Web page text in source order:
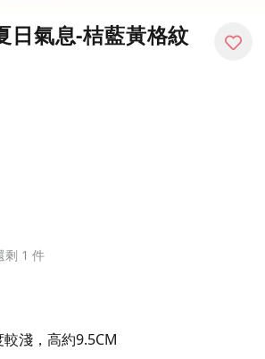
日氣息-桔藍黃格紋
剩 1 件
淺，高約9.5CM